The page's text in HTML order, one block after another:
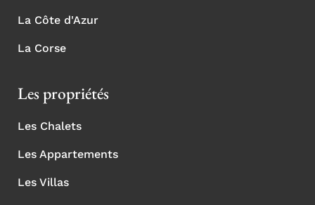
La Côte d'Azur
La Corse
Les propriétés
Les Chalets
Les Appartements
Les Villas